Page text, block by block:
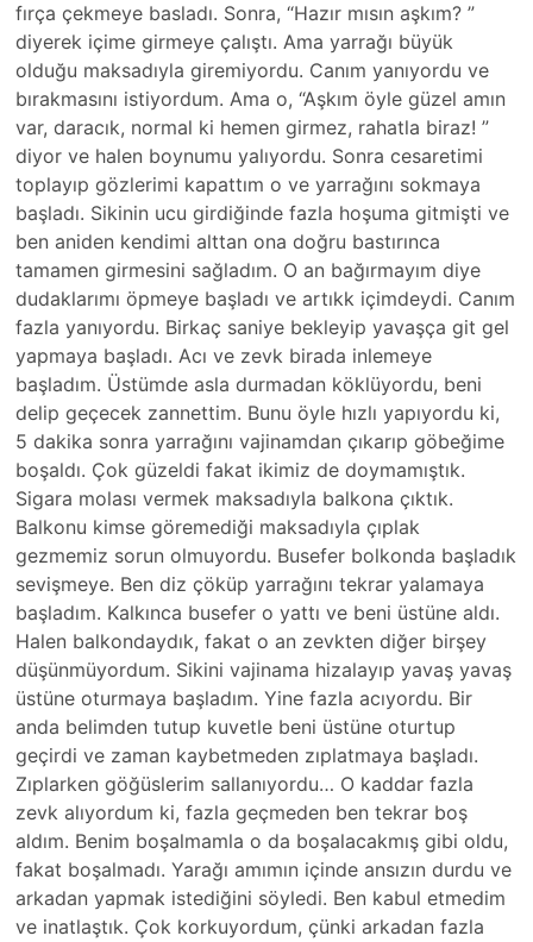
fırça çekmeye basladı. Sonra, “Hazır mısın aşkım? ”
diyerek içime girmeye çalıştı. Ama yarrağı büyük
olduğu maksadıyla giremiyordu. Canım yanıyordu ve
bırakmasını istiyordum. Ama o, “Aşkım öyle güzel amın
var, daracık, normal ki hemen girmez, rahatla biraz! ”
diyor ve halen boynumu yalıyordu. Sonra cesaretimi
toplayıp gözlerimi kapattım o ve yarrağını sokmaya
başladı. Sikinin ucu girdiğinde fazla hoşuma gitmişti ve
ben aniden kendimi alttan ona doğru bastırınca
tamamen girmesini sağladım. O an bağırmayım diye
dudaklarımı öpmeye başladı ve artıkk içimdeydi. Canım
fazla yanıyordu. Birkaç saniye bekleyip yavaşça git gel
yapmaya başladı. Acı ve zevk birada inlemeye
başladım. Üstümde asla durmadan köklüyordu, beni
delip geçecek zannettim. Bunu öyle hızlı yapıyordu ki,
5 dakika sonra yarrağını vajinamdan çıkarıp göbeğime
boşaldı. Çok güzeldi fakat ikimiz de doymamıştık.
Sigara molası vermek maksadıyla balkona çıktık.
Balkonu kimse göremediği maksadıyla çıplak
gezmemiz sorun olmuyordu. Busefer bolkonda başladık
sevişmeye. Ben diz çöküp yarrağını tekrar yalamaya
başladım. Kalkınca busefer o yattı ve beni üstüne aldı.
Halen balkondaydık, fakat o an zevkten diğer birşey
düşünmüyordum. Sikini vajinama hizalayıp yavaş yavaş
üstüne oturmaya başladım. Yine fazla acıyordu. Bir
anda belimden tutup kuvetle beni üstüne oturtup
geçirdi ve zaman kaybetmeden zıplatmaya başladı.
Zıplarken göğüslerim sallanıyordu… O kaddar fazla
zevk alıyordum ki, fazla geçmeden ben tekrar boş
aldım. Benim boşalmamla o da boşalacakmış gibi oldu,
fakat boşalmadı. Yarağı amımın içinde ansızın durdu ve
arkadan yapmak istediğini söyledi. Ben kabul etmedim
ve inatlaştık. Çok korkuyordum, çünki arkadan fazla